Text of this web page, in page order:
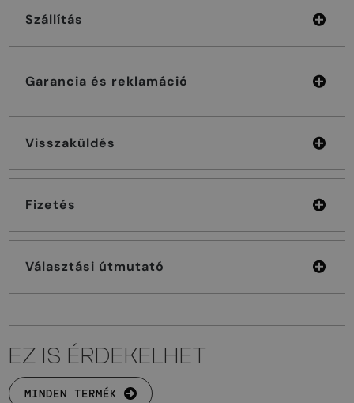
Szállítás
Garancia és reklamáció
Visszaküldés
Fizetés
Választási útmutató
EZ IS ÉRDEKELHET
MINDEN TERMÉK